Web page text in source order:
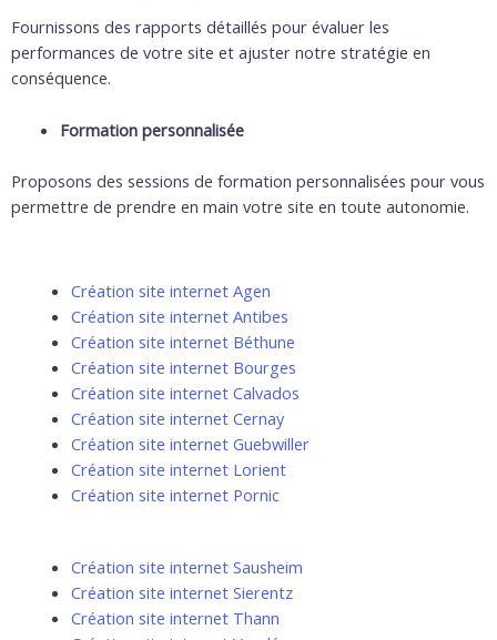
Fournissons des rapports détaillés pour évaluer les
performances de votre site et ajuster notre stratégie en
conséquence.
Formation personnalisée
Proposons des sessions de formation personnalisées pour vous
permettre de prendre en main votre site en toute autonomie.
Création site internet Agen
Création site internet Antibes
Création site internet Béthune
Création site internet Bourges
Création site internet Calvados
Création site internet Cernay
Création site internet Guebwiller
Création site internet Lorient
Création site internet Pornic
Création site internet Sausheim
Création site internet Sierentz
Création site internet Thann